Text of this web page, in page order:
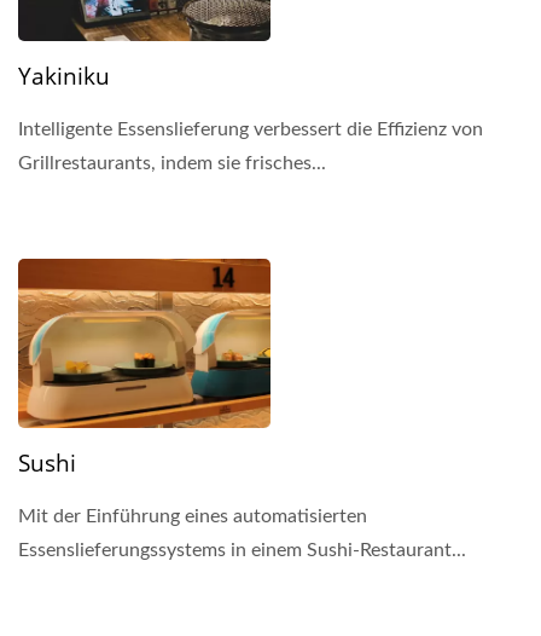
Yakiniku
Intelligente Essenslieferung verbessert die Effizienz von
Grillrestaurants, indem sie frisches...
Sushi
Mit der Einführung eines automatisierten
Essenslieferungssystems in einem Sushi-Restaurant...